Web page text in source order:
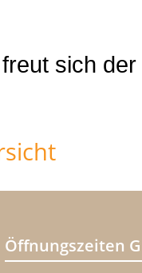
sich
Öffnungszeiten